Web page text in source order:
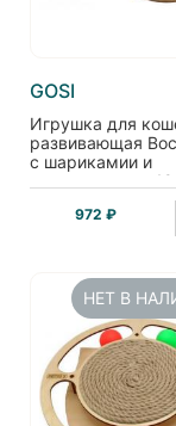
GOSI
Игрушка для
развивающая
с шарикамии и
когтеточками,
972 ₽
НЕТ В